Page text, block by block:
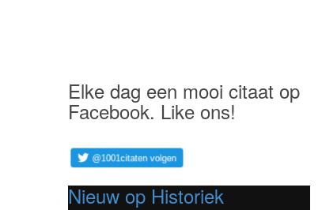
Elke dag een mooi citaat op
Facebook. Like ons!
Nieuw op Historiek